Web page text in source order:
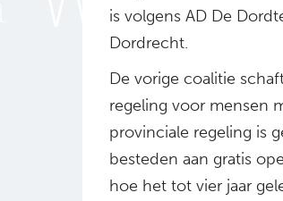
is volgens AD De
Dordrecht.
De vorige coalitie
regeling voor mensen
provinciale regeling is
besteden aan gratis
hoe het tot vier jaar